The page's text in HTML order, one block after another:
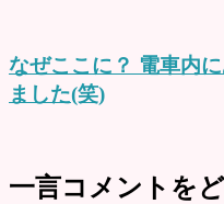
なぜここに？ 電車内
ました(笑)
一言コメントを